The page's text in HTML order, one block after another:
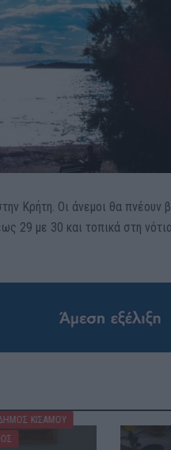
Κρήτη. Οι άνεμοι θα πνέουν
29 με 30 και τοπικά στη
ΚΙΣΆΜΟΥ